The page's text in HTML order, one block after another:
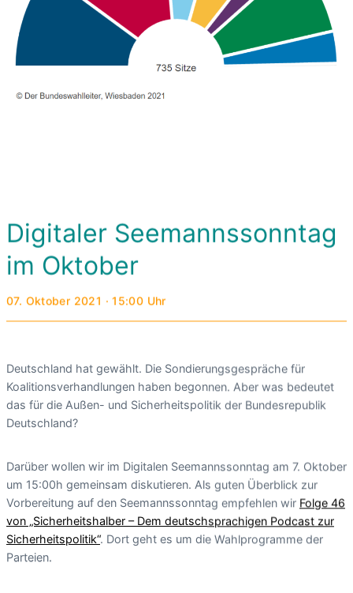
Digitaler Seemannssonntag
im Oktober
07. Oktober 2021 · 15:00 Uhr
Deutschland hat gewählt. Die Sondierungsgespräche für
Koalitionsverhandlungen haben begonnen. Aber was bedeutet
das für die Außen- und Sicherheitspolitik der Bundesrepublik
Deutschland?
Darüber wollen wir im Digitalen Seemannssonntag am 7. Oktober
um 15:00h gemeinsam diskutieren. Als guten Überblick zur
Vorbereitung auf den Seemannssonntag empfehlen wir Folge 46
von „Sicherheitshalber – Dem deutschsprachigen Podcast zur
Sicherheitspolitik“. Dort geht es um die Wahlprogramme der
Parteien.